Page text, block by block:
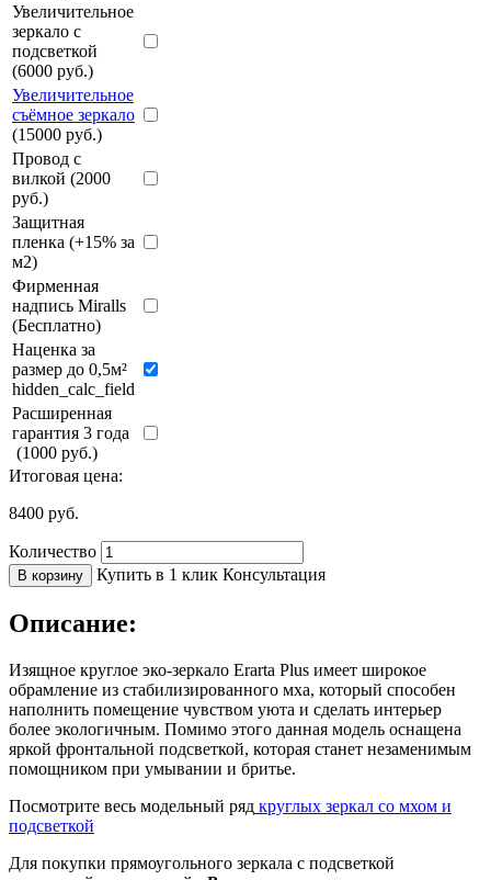
Увеличительное
зеркало с
подсветкой
(6000 руб.)
Увеличительное
съёмное зеркало
(15000 руб.)
Провод с
вилкой (2000
руб.)
Защитная
пленка (+15% за
м2)
Фирменная
надпись Miralls
(Бесплатно)
Наценка за
размер до 0,5м²
hidden_calc_field
Расширенная
гарантия 3 года
(1000 руб.)
Итоговая цена:
8400 руб.
Количество
В корзину Купить в 1 клик Консультация
Описание:
Изящное круглое эко-зеркало Erarta Plus имеет широкое
обрамление из стабилизированного мха, который способен
наполнить помещение чувством уюта и сделать интерьер
более экологичным. Помимо этого данная модель оснащена
яркой фронтальной подсветкой, которая станет незаменимым
помощником при умывании и бритье.
Посмотрите весь модельный ряд круглых зеркал со мхом и
подсветкой
Для покупки прямоугольного зеркала с подсветкой